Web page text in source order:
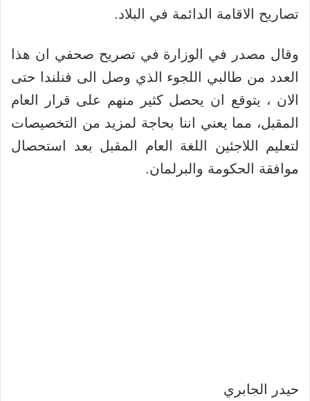
تصاريح الاقامة الدائمة في البلاد.
وقال مصدر في الوزارة في تصريح صحفي ان هذا
العدد من طالبي اللجوء الذي وصل الى فنلندا حتى
الان ، يتوقع ان يحصل كثير منهم على قرار العام
المقبل، مما يعني اننا بحاجة لمزيد من التخصيصات
لتعليم اللاجئين اللغة العام المقبل بعد استحصال
موافقة الحكومة والبرلمان.
حيدر الجابري